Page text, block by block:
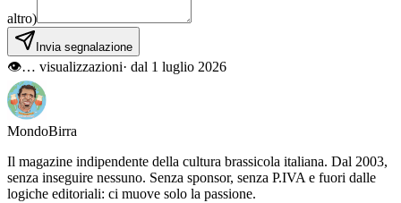
altro)
Invia segnalazione
👁… visualizzazioni· dal 1 luglio 2026
MondoBirra
Il magazine indipendente della cultura brassicola italiana. Dal 2003,
senza inseguire nessuno. Senza sponsor, senza P.IVA e fuori dalle
logiche editoriali: ci muove solo la passione.